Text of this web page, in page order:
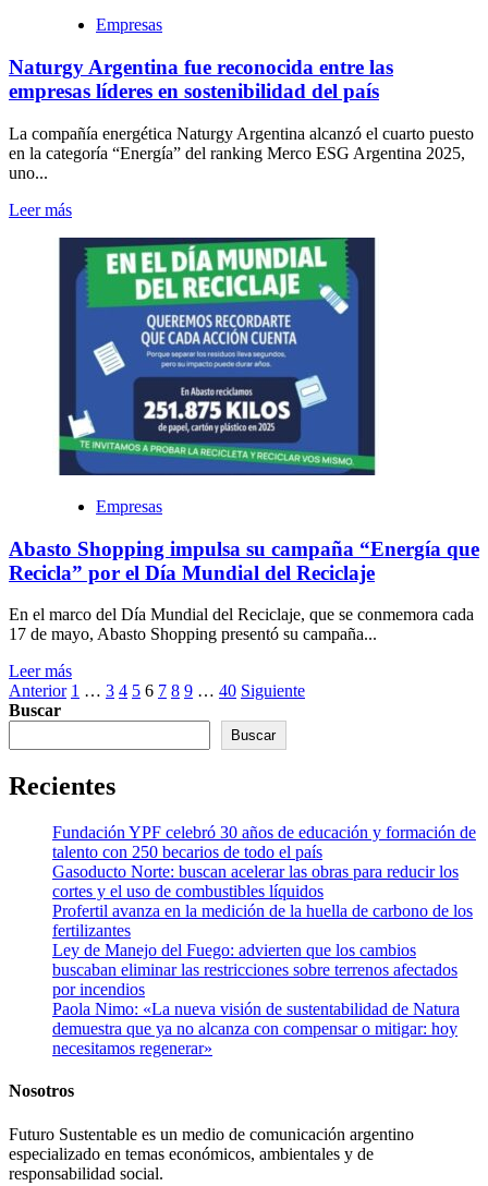
Empresas
Naturgy Argentina fue reconocida entre las
empresas líderes en sostenibilidad del país
La compañía energética Naturgy Argentina alcanzó el cuarto puesto
en la categoría “Energía” del ranking Merco ESG Argentina 2025,
uno...
Leer más
Empresas
Abasto Shopping impulsa su campaña “Energía que
Recicla” por el Día Mundial del Reciclaje
En el marco del Día Mundial del Reciclaje, que se conmemora cada
17 de mayo, Abasto Shopping presentó su campaña...
Leer más
Paginación
de
entradas
Anterior 1 … 3 4 5 6 7 8 9 … 40 Siguiente
Buscar
Buscar
Recientes
Fundación YPF celebró 30 años de educación y formación de
talento con 250 becarios de todo el país
Gasoducto Norte: buscan acelerar las obras para reducir los
cortes y el uso de combustibles líquidos
Profertil avanza en la medición de la huella de carbono de los
fertilizantes
Ley de Manejo del Fuego: advierten que los cambios
buscaban eliminar las restricciones sobre terrenos afectados
por incendios
Paola Nimo: «La nueva visión de sustentabilidad de Natura
demuestra que ya no alcanza con compensar o mitigar: hoy
necesitamos regenerar»
Nosotros
Futuro Sustentable es un medio de comunicación argentino
especializado en temas económicos, ambientales y de
responsabilidad social.